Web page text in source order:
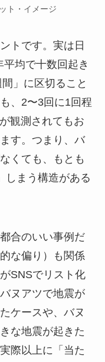
ト・イメージ
トです。実は日
均で十数回起き
」に区切ること
、2〜3回に1回程
観測されてもお
す。つまり、バ
くても、もとも
しまう構造がある
合のいい事例だ
な偏り）も関係
SNSでリスト化
ヌアツで地震が
ケースや、バヌ
な地震が起きた
際以上に「当た